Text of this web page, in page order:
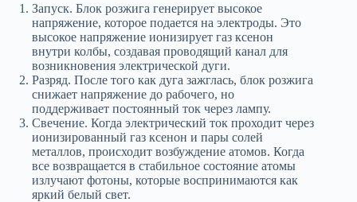
Запуск. Блок розжига генерирует высокое
напряжение, которое подается на электроды. Это
высокое напряжение ионизирует газ ксенон
внутри колбы, создавая проводящий канал для
возникновения электрической дуги.
Разряд. После того как дуга зажглась, блок розжига
снижает напряжение до рабочего, но
поддерживает постоянный ток через лампу.
Свечение. Когда электрический ток проходит через
ионизированный газ ксенон и пары солей
металлов, происходит возбуждение атомов. Когда
все возвращается в стабильное состояние атомы
излучают фотоны, которые воспринимаются как
яркий белый свет.